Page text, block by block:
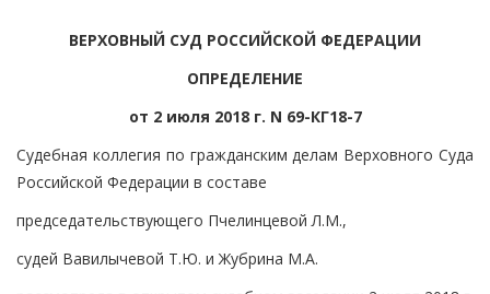
ВЕРХОВНЫЙ СУД РОССИЙСКОЙ ФЕДЕРАЦИИ
ОПРЕДЕЛЕНИЕ
от 2 июля 2018 г. N 69-КГ18-7
Судебная коллегия по гражданским делам Верховного Суда
Российской Федерации в составе
председательствующего Пчелинцевой Л.М.,
судей Вавилычевой Т.Ю. и Жубрина М.А.